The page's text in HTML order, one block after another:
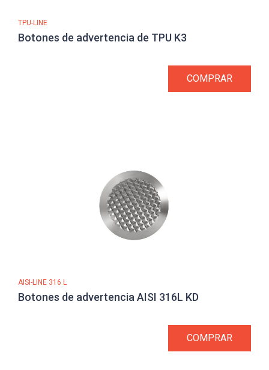
TPU-LINE
Botones de advertencia de TPU K3
COMPRAR
AISI-LINE 316 L
Botones de advertencia AISI 316L KD
COMPRAR